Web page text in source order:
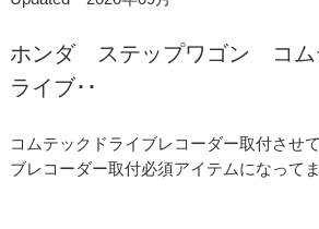
ホンダ ステップワゴン コ
ライブ･･
コムテックドライブレコーダー取付させ
ブレコーダー取付必須アイテムになって